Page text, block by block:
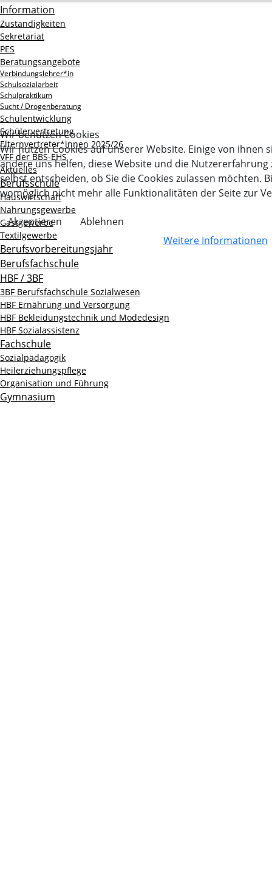
Information
Zuständigkeiten
Sekretariat
PES
Beratungsangebote
Verbindungslehrer*in
Schulsozialarbeit
Schulpraktikum
Sucht / Drogenberatung
Schulentwicklung
Schülervertretung
Elternvertreter*innen 2025/26
VFF der BBS-EHS
Aktuelles
Berufsschule
Hauswirtschaft
Nahrungsgewerbe
Gastgewerbe
Textilgewerbe
Berufsvorbereitungsjahr
Berufsfachschule
HBF / 3BF
3BF Berufsfachschule Sozialwesen
HBF Ernährung und Versorgung
HBF Bekleidungstechnik und Modedesign
HBF Sozialassistenz
Fachschule
Sozialpädagogik
Heilerziehungspflege
Organisation und Führung
Gymnasium
Wir benutzen Cookies
Wir nutzen Cookies auf unserer Website. Einige von ihnen
andere uns helfen, diese Website und die Nutzererfahrung
selbst entscheiden, ob Sie die Cookies zulassen möchten.
womöglich nicht mehr alle Funktionalitäten der Seite zur
Akzeptieren
Ablehnen
Weitere Informationen